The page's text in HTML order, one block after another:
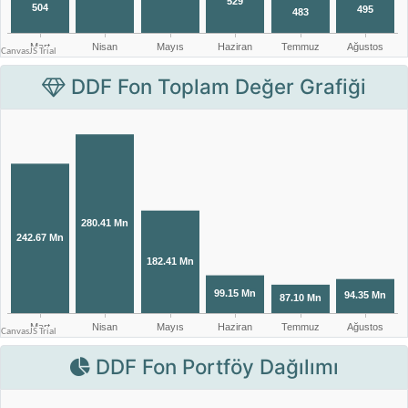
DDF Fon Toplam Değer Grafiği
DDF Fon Portföy Dağılımı